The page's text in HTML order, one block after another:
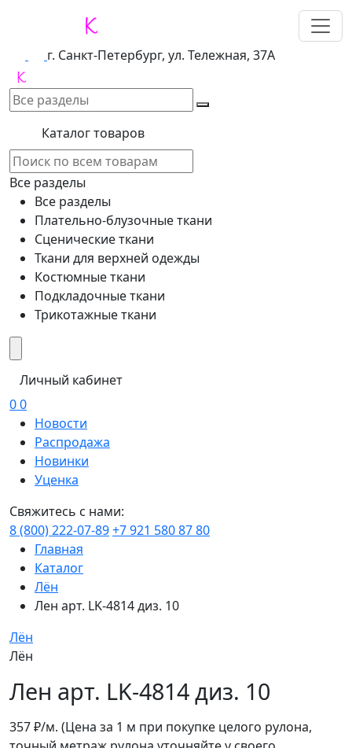
г. Санкт-Петербург, ул. Тележная, 37А
Каталог товаров
Все разделы
Все разделы
Плательно-блузочные ткани
Сценические ткани
Ткани для верхней одежды
Костюмные ткани
Подкладочные ткани
Трикотажные ткани
Личный кабинет
00
Новости
Распродажа
Новинки
Уценка
Свяжитесь с нами:
8 (800) 222-07-89+7 921 580 87 80
Главная
Каталог
Лён
Лен арт. LK-4814 диз. 10
Лён
Лён
Лен арт. LK-4814 диз. 10
357₽/м. (Цена за 1 м при покупке целого рулона,